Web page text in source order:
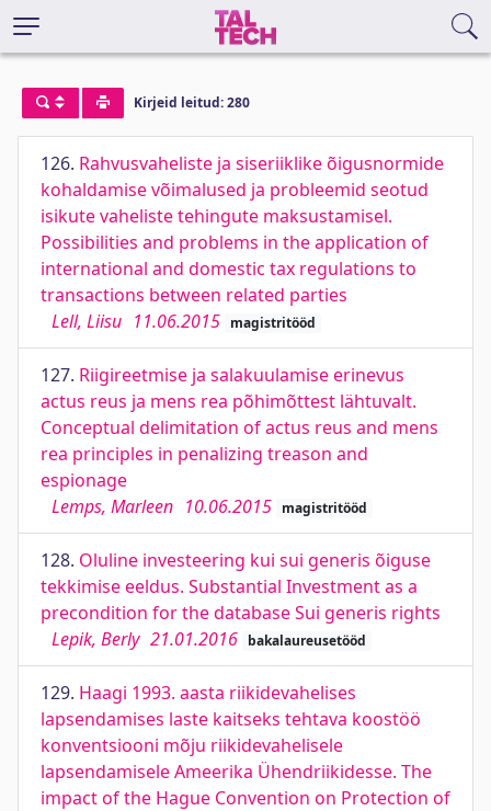
Kirjeid leitud: 280
126. Rahvusvaheliste ja siseriiklike õigusnormide
kohaldamise võimalused ja probleemid seotud
isikute vaheliste tehingute maksustamisel.
Possibilities and problems in the application of
international and domestic tax regulations to
transactions between related parties
Lell, Liisu 11.06.2015 magistritööd
127. Riigireetmise ja salakuulamise erinevus
actus reus ja mens rea põhimõttest lähtuvalt.
Conceptual delimitation of actus reus and mens
rea principles in penalizing treason and
espionage
Lemps, Marleen 10.06.2015 magistritööd
128. Oluline investeering kui sui generis õiguse
tekkimise eeldus. Substantial Investment as a
precondition for the database Sui generis rights
Lepik, Berly 21.01.2016 bakalaureusetööd
129. Haagi 1993. aasta riikidevahelises
lapsendamises laste kaitseks tehtava koostöö
konventsiooni mõju riikidevahelisele
lapsendamisele Ameerika Ühendriikidesse. The
impact of the Hague Convention on Protection of